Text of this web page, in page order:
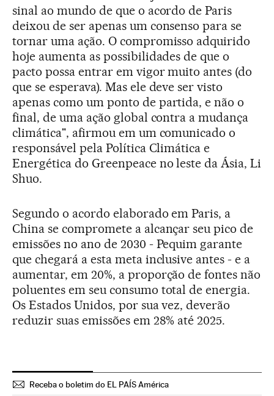
sinal ao mundo de que o acordo de Paris
deixou de ser apenas um consenso para se
tornar uma ação. O compromisso adquirido
hoje aumenta as possibilidades de que o
pacto possa entrar em vigor muito antes (do
que se esperava). Mas ele deve ser visto
apenas como um ponto de partida, e não o
final, de uma ação global contra a mudança
climática", afirmou em um comunicado o
responsável pela Política Climática e
Energética do Greenpeace no leste da Ásia, Li
Shuo.
Segundo o acordo elaborado em Paris, a
China se compromete a alcançar seu pico de
emissões no ano de 2030 - Pequim garante
que chegará a esta meta inclusive antes - e a
aumentar, em 20%, a proporção de fontes não
poluentes em seu consumo total de energia.
Os Estados Unidos, por sua vez, deverão
reduzir suas emissões em 28% até 2025.
Receba o boletim do EL PAÍS América